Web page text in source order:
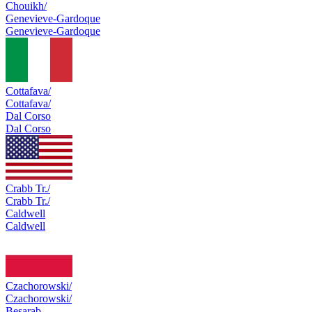
Chouikh/
Genevieve-Gardoque
Genevieve-Gardoque
Cottafava/
Cottafava/
Dal Corso
Dal Corso
Crabb Tr./
Crabb Tr./
Caldwell
Caldwell
Czachorowski/
Czachorowski/